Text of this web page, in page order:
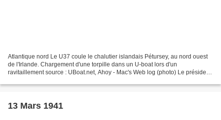
Atlantique nord Le U37 coule le chalutier islandais Pétursey, au nord ouest
de l'Irlande. Chargement d'une torpille dans un U-boat lors d'un
ravitaillement source : UBoat.net, Ahoy - Mac's Web log (photo) Le président
13 Mars 1941